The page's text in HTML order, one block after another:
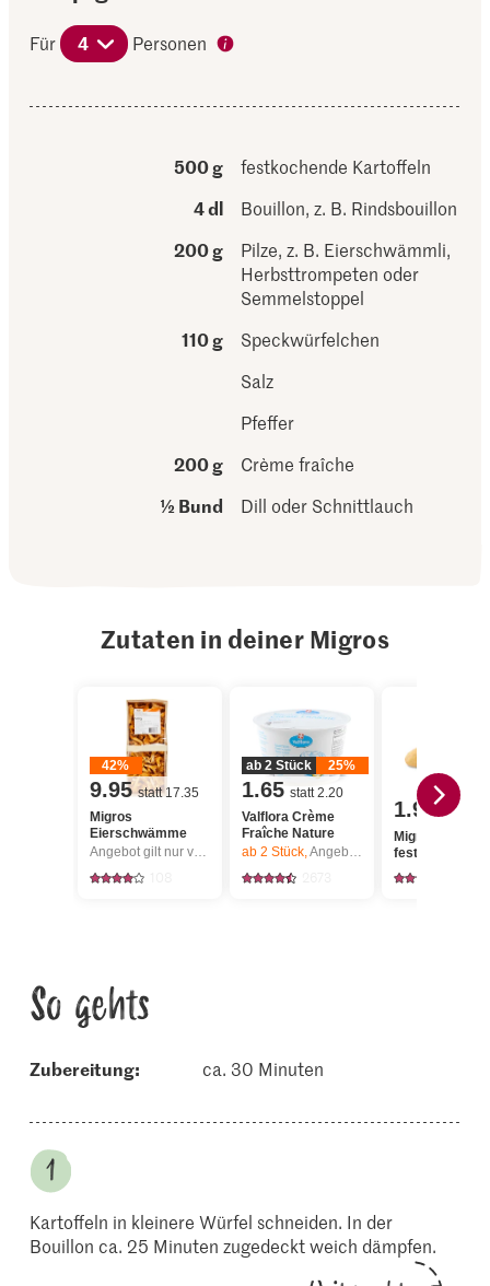
Für 4 Personen
500 g
festkochende Kartoffeln
4 dl
Bouillon, z. B. Rindsbouillon
200 g
Pilze, z. B. Eierschwämmli,
Herbsttrompeten oder
Semmelstoppel
110 g
Speckwürfelchen
Salz
Pfeffer
200 g
Crème fraîche
½ Bund
Dill oder Schnittlauch
Zutaten in deiner Migros
42%
9.95 statt 17.35
Migros
Eierschwämme
Angebot gilt nur vom 6.8. bis 12.8.2026, solange Vorrat.
ab 2 Stück 25%
1.65 statt 2.20
Valflora Crème
Fraîche Nature
ab 2 Stück,Angebot gilt nur vom 6.8. bis 12.8.2026, solange Vorrat.
1.95
Migros
festkochend
So gehts
Zubereitung: ca. 30 Minuten
Kartoffeln in kleinere Würfel schneiden. In der
Bouillon ca. 25 Minuten zugedeckt weich dämpfen.